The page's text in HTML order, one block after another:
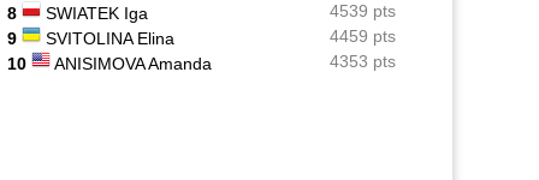
8
SWIATEK Iga
4539 pts
9
SVITOLINA Elina
4459 pts
10
ANISIMOVA Amanda 4353 pts